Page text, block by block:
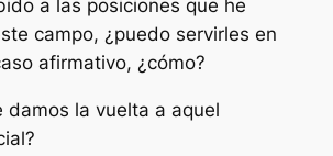
a las posiciones que he
campo, ¿puedo servirles en
afirmativo, ¿cómo?
damos la vuelta a aquel